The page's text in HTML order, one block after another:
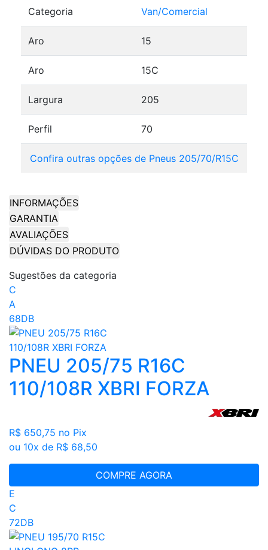
Categoria Van/Comercial
Aro 15
Aro 15C
Largura 205
Perfil 70
Confira outras opções de Pneus 205/70/R15C
INFORMAÇÕES
GARANTIA
AVALIAÇÕES
DÚVIDAS DO PRODUTO
Sugestões da categoria
C
A
68DB
PNEU 205/75 R16C
110/108R XBRI FORZA
R$ 650,75 no Pix
ou 10x de R$ 68,50
COMPRE AGORA
E
C
72DB